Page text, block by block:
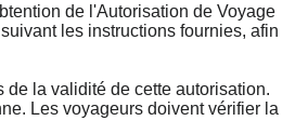
de l'Autorisation de Voyage
les instructions fournies, afin
la validité de cette autorisation.
Les voyageurs doivent vérifier la